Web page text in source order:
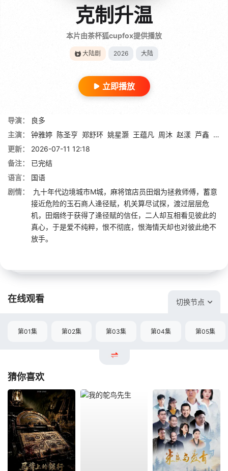
克制升温
本片由茶杯狐cupfox提供播放
大陆剧 2026 大陆
立即播放
导演：
良多
主演：
钟雅婷 陈圣亨 郑舒环 姚星灏 王蕴凡 周沐 赵漾 芦鑫 丁
更新：
2026-07-11 12:18
备注：
已完结
语言：
国语
剧情：
九十年代边境城市M城，麻将馆店员田烟为拯救师傅，蓄意
接近危险的玉石商人逄径赋，机关算尽试探，渡过层层危
机，田烟终于获得了逄径赋的信任，二人却互相看见彼此的
真心，于是爱不纯粹，恨不彻底，恨海情天却也对彼此绝不
放手。
在线观看 切换节点
第01集 第02集 第03集 第04集 第05集
猜你喜欢